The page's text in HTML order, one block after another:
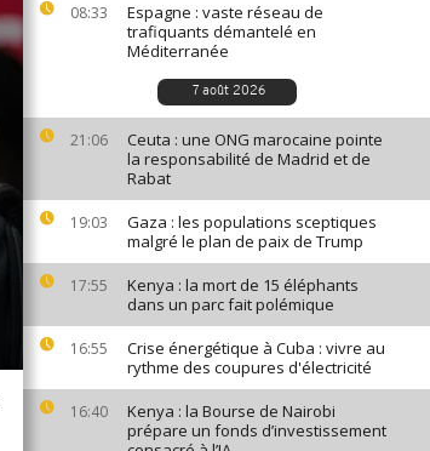
08:33
Espagne : vaste réseau de
trafiquants démantelé en
Méditerranée
7 août 2026
21:06
Ceuta : une ONG marocaine pointe
la responsabilité de Madrid et de
Rabat
19:03
Gaza : les populations sceptiques
malgré le plan de paix de Trump
17:55
Kenya : la mort de 15 éléphants
dans un parc fait polémique
16:55
Crise énergétique à Cuba : vivre au
rythme des coupures d'électricité
16:40
Kenya : la Bourse de Nairobi
prépare un fonds d’investissement